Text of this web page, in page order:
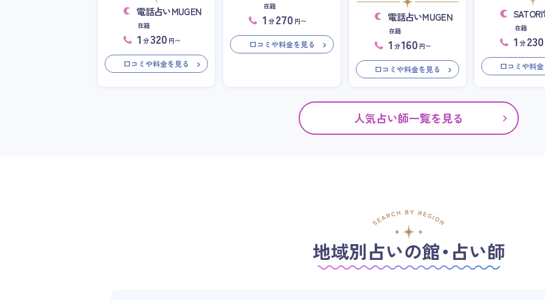
電話占いMUGEN
在籍
1 分320 円〜
口コミや料金を見る
在籍
1 分 270 円〜
口コミや料金を見る
電話占いMUGEN
在籍
1 分160 円〜
口コミや料金を見る
在籍
1 分 230
口コミや料
人気占い師一覧を見る
地域別占いの館・占い師